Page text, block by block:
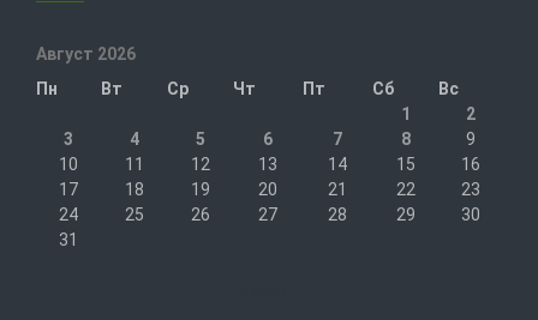
Август 2026
Пн
Вт Ср Чт Пт Сб
Вс
1
2
3
4 5 6 7 8
9
10
11 12 13 14 15
16
17
18 19 20 21 22
23
24
25 26 27 28 29
30
31